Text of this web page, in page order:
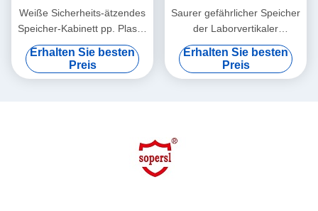
Weiße Sicherheits-ätzendes
Speicher-Kabinett pp. Plastik
mit verstellbaren Regalen,
28gallon
Erhalten Sie besten
Preis
Saurer gefährlicher Speicher
der Laborvertikaler
Chemikalienlager-Kabinette
Erhalten Sie besten
Preis